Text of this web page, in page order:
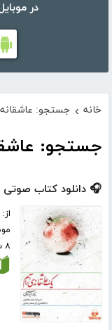
در
خانه › جستجو: عاشقانه
جستجو:
🎧 دانلود کتاب صوتی
۸ ساعت و ۳۱ دقیقه